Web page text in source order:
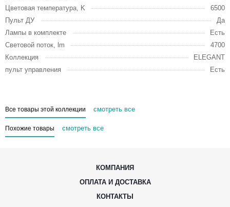
Цветовая температура, K
6500
Пульт ДУ
Да
Лампы в комплекте
Есть
Световой поток, lm
4700
Коллекция
ELEGANT
пульт управления
Есть
Все товары этой коллекции смотреть все
Похожие товары смотреть все
КОМПАНИЯ
ОПЛАТА И ДОСТАВКА
КОНТАКТЫ